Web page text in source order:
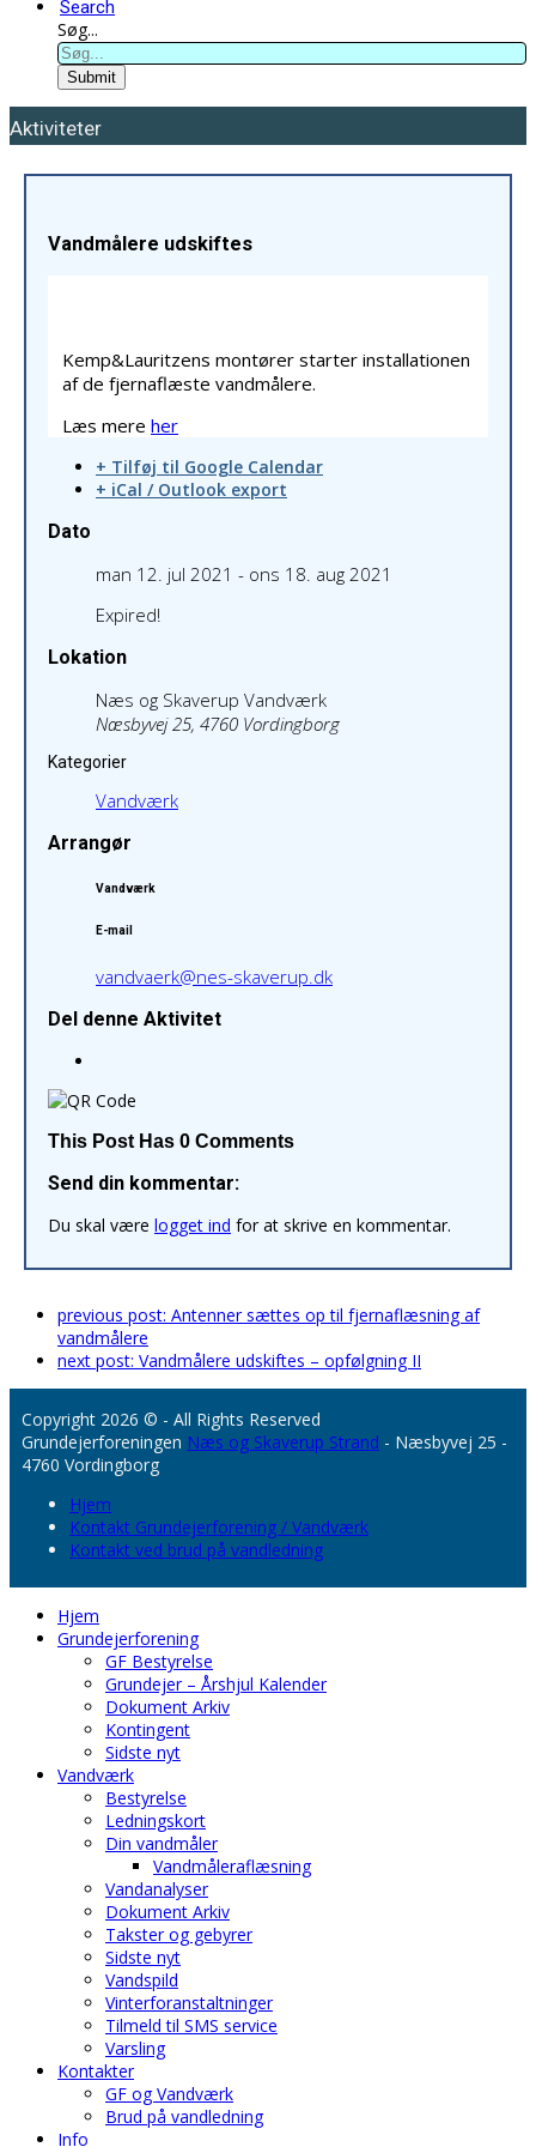
Search
Søg...
Submit
Aktiviteter
Vandmålere udskiftes
Kemp&Lauritzens montører starter installationen
af de fjernaflæste vandmålere.
Læs mere her
+ Tilføj til Google Calendar
+ iCal / Outlook export
Dato
man 12. jul 2021 - ons 18. aug 2021
Expired!
Lokation
Næs og Skaverup Vandværk
Næsbyvej 25, 4760 Vordingborg
Kategorier
Vandværk
Arrangør
Vandværk
E-mail
vandvaerk@nes-skaverup.dk
Del denne Aktivitet
This Post Has 0 Comments
Send din kommentar:
Du skal være logget ind for at skrive en kommentar.
previous post: Antenner sættes op til fjernaflæsning af
vandmålere
next post: Vandmålere udskiftes – opfølgning II
Copyright 2026 © - All Rights Reserved
Grundejerforeningen Næs og Skaverup Strand - Næsbyvej 25 -
4760 Vordingborg
Hjem
Kontakt Grundejerforening / Vandværk
Kontakt ved brud på vandledning
Hjem
Grundejerforening
GF Bestyrelse
Grundejer – Årshjul Kalender
Dokument Arkiv
Kontingent
Sidste nyt
Vandværk
Bestyrelse
Ledningskort
Din vandmåler
Vandmåleraflæsning
Vandanalyser
Dokument Arkiv
Takster og gebyrer
Sidste nyt
Vandspild
Vinterforanstaltninger
Tilmeld til SMS service
Varsling
Kontakter
GF og Vandværk
Brud på vandledning
Info